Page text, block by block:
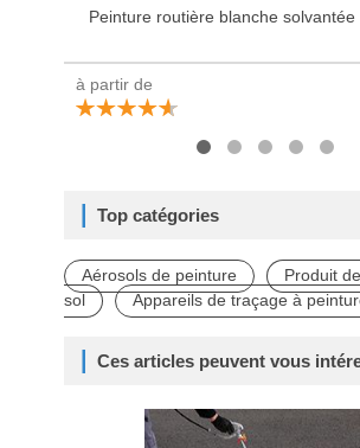
Peinture routière blanche solvantée
à partir de
Top catégories
Aérosols de peinture
Produit
sol
Appareils de traçage à
Ces articles peuvent vous